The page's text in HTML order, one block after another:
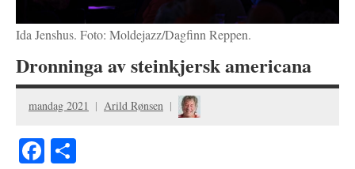
Ida Jenshus. Foto: Moldejazz/Dagfinn Reppen.
Dronninga av steinkjersk americana
mandag 2021 Arild Rønsen
Facebook